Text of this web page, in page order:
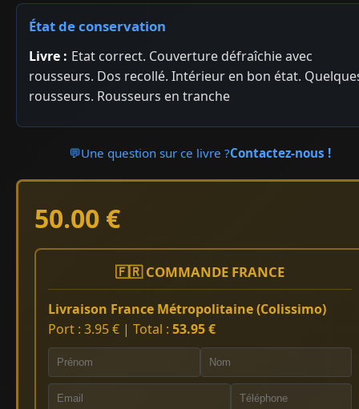
État de conservation
Livre : Etat correct. Couverture défraîchie avec
rousseurs. Dos recollé. Intérieur en bon état.
rousseurs. Rousseurs en tranche
💬Une question sur ce livre ?Contactez-nous !
50.00 €
🇫🇷 COMMANDE FRANCE
Livraison France Métropolitaine (Colissimo)
Port : 3.95 € | Total : 53.95 €